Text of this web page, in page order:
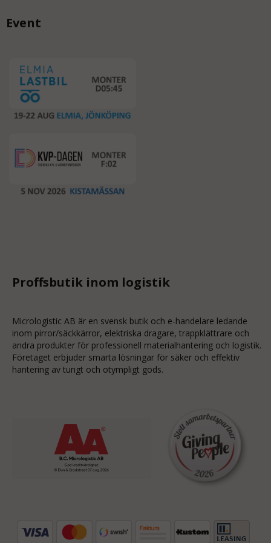
Event
Proffsbutik inom logistik
Micrologistic AB är en svensk butik och e-handelare ledande
inom pirror/säckkärror, elektriska dragare, trappklättrare och
andra produkter för professionell materialhantering och logistik.
Företaget erbjuder smarta lösningar för säker och effektiv
hantering av tungt och otympligt gods.